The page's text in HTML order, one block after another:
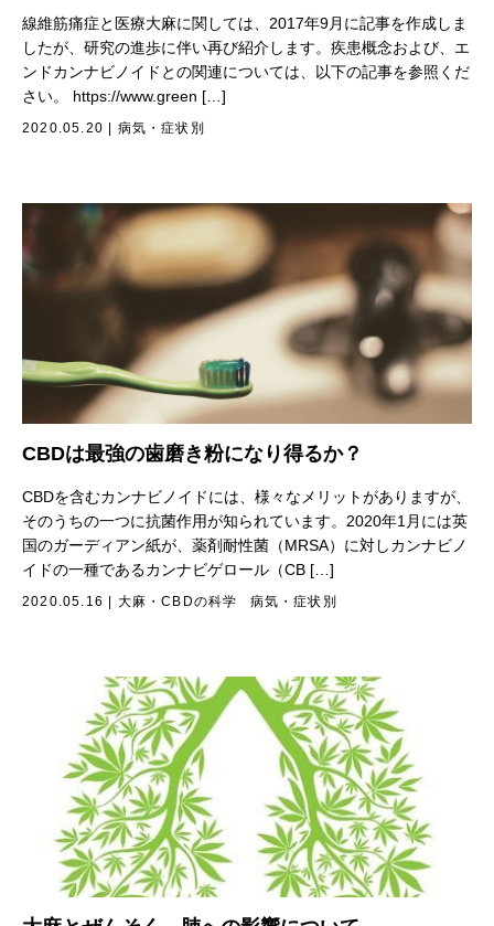
線維筋痛症と医療大麻に関しては、2017年9月に記事を作成しま
したが、研究の進歩に伴い再び紹介します。疾患概念および、エ
ンドカンナビノイドとの関連については、以下の記事を参照くだ
さい。 https://www.green […]
2020.05.20 病気・症状別
CBDは最強の歯磨き粉になり得るか？
CBDを含むカンナビノイドには、様々なメリットがありますが、
そのうちの一つに抗菌作用が知られています。2020年1月には英
国のガーディアン紙が、薬剤耐性菌（MRSA）に対しカンナビノ
イドの一種であるカンナビゲロール（CB […]
2020.05.16 大麻・CBDの科学 病気・症状別